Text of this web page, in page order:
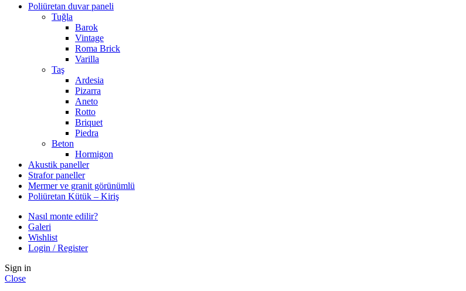
Poliüretan duvar paneli
Tuğla
Barok
Vintage
Roma Brick
Varilla
Taş
Ardesia
Pizarra
Aneto
Rotto
Briquet
Piedra
Beton
Hormigon
Akustik paneller
Strafor paneller
Mermer ve granit görünümlü
Poliüretan Kütük – Kiriş
Nasıl monte edilir?
Galeri
Wishlist
Login / Register
Sign in
Close